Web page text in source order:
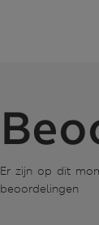
Er zijn op dit
beoordelingen